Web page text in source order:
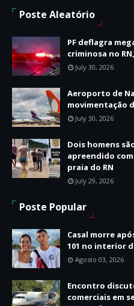
Poste Aleatório
PF deflagra
criminosa no RN,
July 30, 2026
Aeroporto de
movimentação
July 30, 2026
Dois homens
apreendido
praia do RN
July 29, 2026
Poste Popular
Casal morre
101 no interior
Agosto 03, 2026
Encontro
comerciais em